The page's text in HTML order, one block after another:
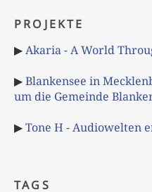
PROJEKTE
▶Akaria - A World
▶Blankensee in
um die Gemeinde
▶Tone H - Audiowelten
TAGS